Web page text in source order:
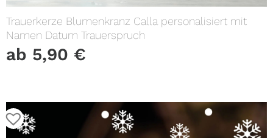
Trauerkerze Blumenkranz Calla personalisiert mit
Namen Datum Trauerspruch
ab 5,90 €